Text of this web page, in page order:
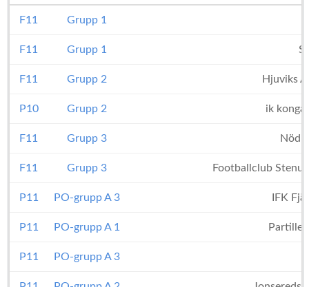
F11 Grupp 1
F11 Grupp 1
F11 Grupp 2 Hjuviks
P10 Grupp 2 ik
F11 Grupp 3
F11 Grupp 3 Footballclub
P11 PO-grupp A 3 IFK
P11 PO-grupp A 1 Partille
P11 PO-grupp A 3